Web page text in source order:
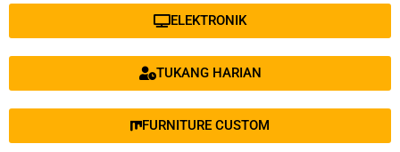
ELEKTRONIK
TUKANG HARIAN
FURNITURE CUSTOM